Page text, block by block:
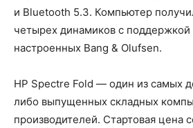
и Bluetooth 5.3. Компьютер
четырех динамиков с поддержкой
настроенных Bang & Olufsen.
HP Spectre Fold — один из самых
либо выпущенных складных
производителей. Стартовая цена